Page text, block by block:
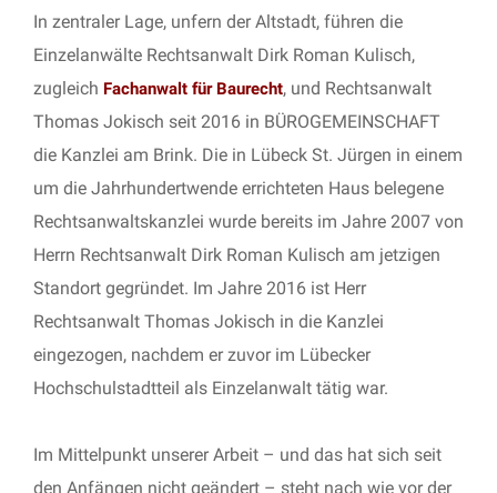
In zentraler Lage, unfern der Altstadt, führen die
Einzelanwälte Rechtsanwalt Dirk Roman Kulisch,
zugleich Fachanwalt für Baurecht, und Rechtsanwalt
Thomas Jokisch seit 2016 in BÜROGEMEINSCHAFT
die Kanzlei am Brink. Die in Lübeck St. Jürgen in einem
um die Jahrhundertwende errichteten Haus belegene
Rechtsanwaltskanzlei wurde bereits im Jahre 2007 von
Herrn Rechtsanwalt Dirk Roman Kulisch am jetzigen
Standort gegründet. Im Jahre 2016 ist Herr
Rechtsanwalt Thomas Jokisch in die Kanzlei
eingezogen, nachdem er zuvor im Lübecker
Hochschulstadtteil als Einzelanwalt tätig war.
Im Mittelpunkt unserer Arbeit – und das hat sich seit
den Anfängen nicht geändert – steht nach wie vor der